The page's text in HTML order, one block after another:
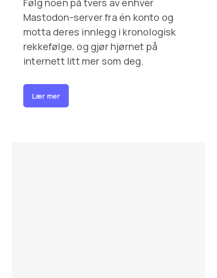
Følg noen på tvers av enhver
Mastodon-server fra én konto og
motta deres innlegg i kronologisk
rekkefølge, og gjør hjørnet på
internett litt mer som deg.
Lær mer